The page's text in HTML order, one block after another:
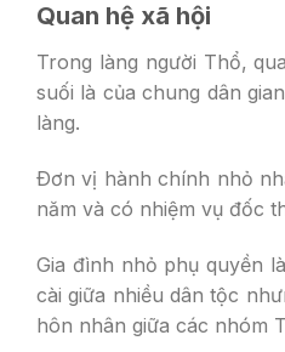
Quan hệ xã hội
Trong làng người Thổ,
suối là của chung dân
làng.
Ðơn vị hành chính nhỏ
năm và có nhiệm vụ đốc
Gia đình nhỏ phụ quyền
cài giữa nhiều dân tộc
hôn nhân giữa các nhóm